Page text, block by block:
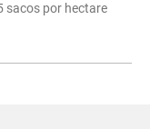
sacos por hectare